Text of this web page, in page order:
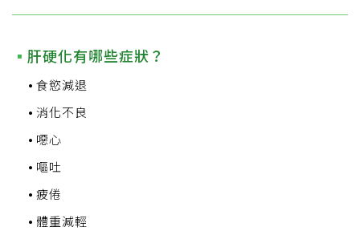
肝硬化有哪些症狀？
食慾減退
消化不良
噁心
嘔吐
疲倦
體重減輕